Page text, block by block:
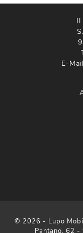
Il
E-
© 2026 - Lupo
Pantano, 62 -